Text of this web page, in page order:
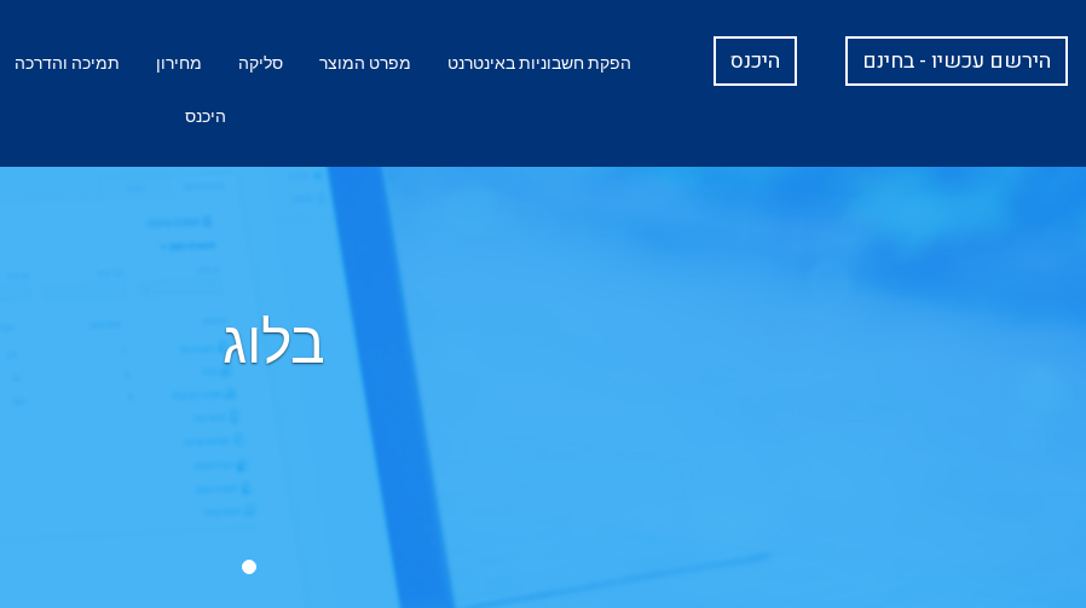
הירשם עכשיו - בחינם היכנס הפקת חשבוניות באינטרנט מפרט המוצר סליקה מחירון תמיכה והדרכה
היכנס
בלוג